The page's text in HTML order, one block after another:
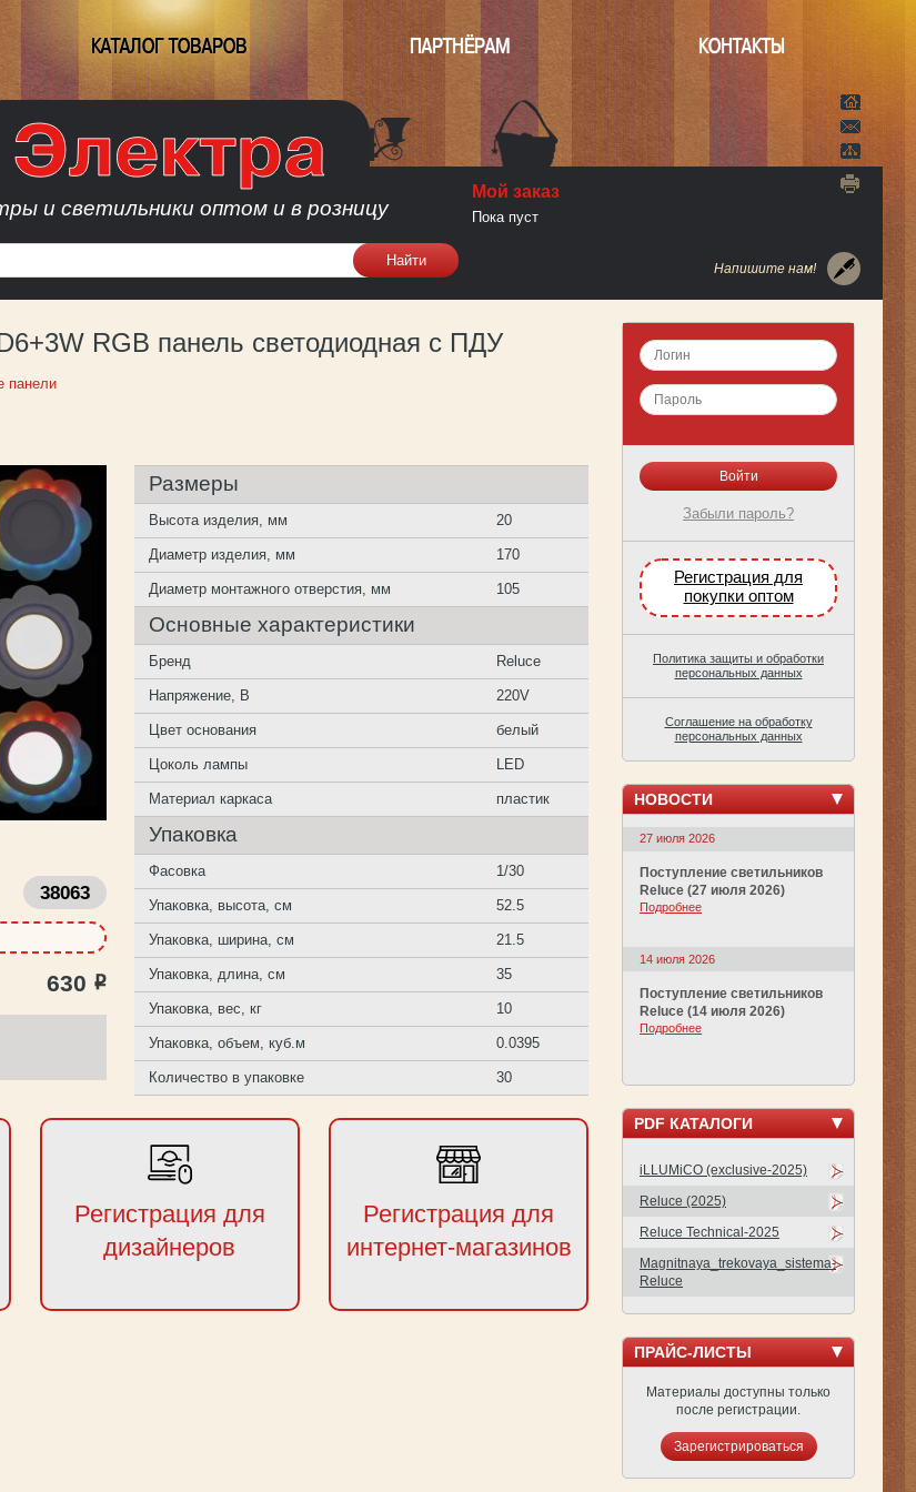
КАТАЛОГ ТОВАРОВ ПАРТНЁРАМ КОНТАКТЫ
и светильники оптом и в розницу
Напишите нам!
Мой заказ
Пока пуст
RGB панель светодиодная с ПДУ
панели
38063
630 Р
Размеры
Высота изделия, мм 20
Диаметр изделия, мм 170
Диаметр монтажного отверстия, мм 105
Основные характеристики
Бренд Reluce
Напряжение, В 220V
Цвет основания белый
Цоколь лампы LED
Материал каркаса пластик
Упаковка
Фасовка 1/30
Упаковка, высота, см 52.5
Упаковка, ширина, см 21.5
Упаковка, длина, см 35
Упаковка, вес, кг 10
Упаковка, объем, куб.м 0.0395
Количество в упаковке 30
Регистрация для
дизайнеров
Регистрация для
интернет-магазинов
Забыли пароль?
Регистрация для
покупки оптом
Политика защиты и обработки
персональных данных
Соглашение на обработку
персональных данных
НОВОСТИ
27 июля 2026
Поступление светильников
Reluce (27 июля 2026)
Подробнее
14 июля 2026
Поступление светильников
Reluce (14 июля 2026)
Подробнее
PDF КАТАЛОГИ
iLLUMiCO (exclusive-2025)
Reluce (2025)
Reluce Technical-2025
Magnitnaya_trekovaya_sistema-
Reluce
ПРАЙС-ЛИСТЫ
Материалы доступны только
после регистрации.
Зарегистрироваться